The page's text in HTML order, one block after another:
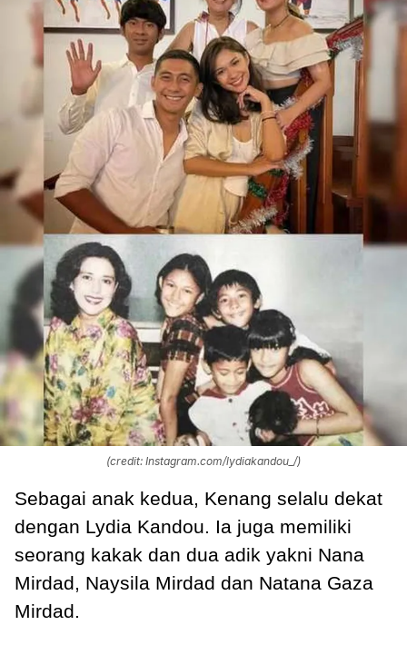
(credit: Instagram.com/lydiakandou_/)
Sebagai anak kedua, Kenang selalu dekat
dengan Lydia Kandou. Ia juga memiliki
seorang kakak dan dua adik yakni Nana
Mirdad, Naysila Mirdad dan Natana Gaza
Mirdad.